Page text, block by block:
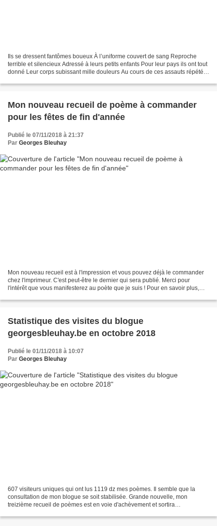
Ils se dressent fantômes boueux À l’uniforme couvert de sang Reproche
terrible et silencieux Adressé à leurs petits enfants Pour leur pays ils ont tout
donné Leur corps subissant mille douleurs Au cours de ces assauts répétés
Mon nouveau recueil de poème à commander
pour les fêtes de fin d'année
Publié le 07/11/2018 à 21:37
Par Georges Bleuhay
Mon nouveau recueil est à l'impression et vous pouvez déjà le commander
chez l'imprimeur. C'est peut-être le dernier qui sera publié. Merci pour
l'intérêt que vous manifesterez au poète que je suis ! Pour en savoir plus,
Statistique des visites du blogue
georgesbleuhay.be en octobre 2018
Publié le 01/11/2018 à 10:07
Par Georges Bleuhay
607 visiteurs uniques qui ont lus 1119 dz mes poèmes. Il semble que la
consultation de mon blogue se soit stabilisée. Grande nouvelle, mon
treizième recueil de poèmes est en voie d'achèvement et sortira